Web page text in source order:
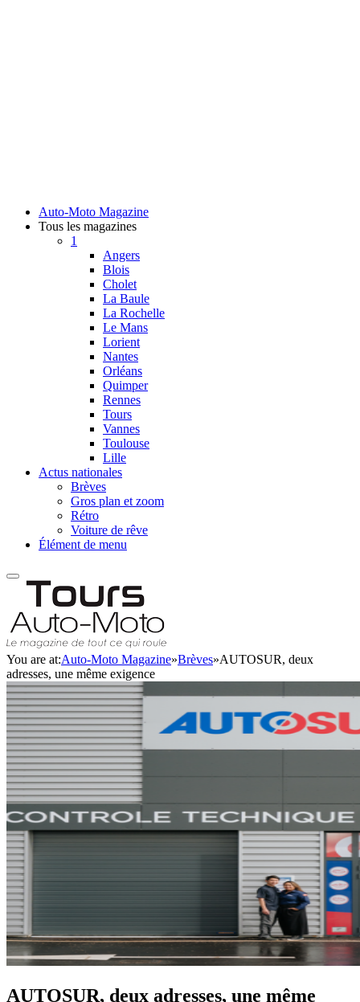
Auto-Moto Magazine
Tous les magazines
1
Angers
Blois
Cholet
La Baule
La Rochelle
Le Mans
Lorient
Nantes
Orléans
Quimper
Rennes
Tours
Vannes
Toulouse
Lille
Actus nationales
Brèves
Gros plan et zoom
Rétro
Voiture de rêve
Élément de menu
You are at:Auto-Moto Magazine»Brèves»AUTOSUR, deux
adresses, une même exigence
AUTOSUR, deux adresses, une même